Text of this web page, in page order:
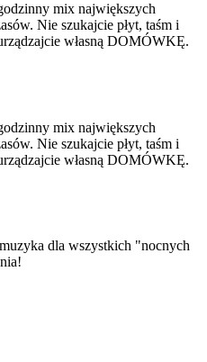
mix największych
Nie szukajcie płyt, taśm i
własną DOMÓWKĘ.
mix największych
Nie szukajcie płyt, taśm i
własną DOMÓWKĘ.
dla wszystkich "nocnych